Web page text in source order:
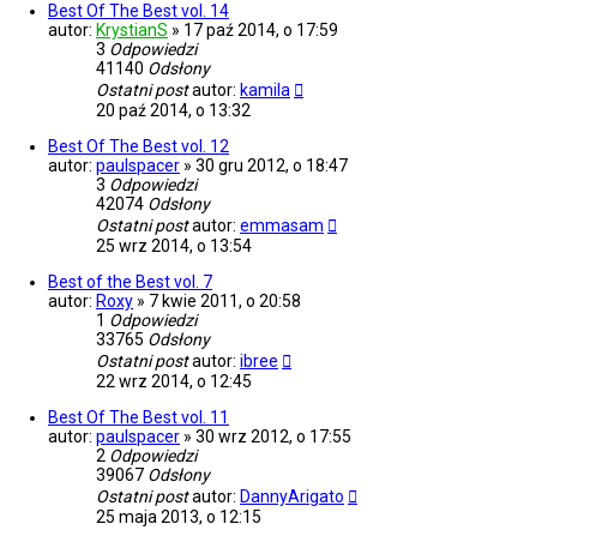
Best Of The Best vol. 14
autor: KrystianS » 17 paź 2014, o 17:59
3 Odpowiedzi
41140 Odsłony
Ostatni postautor: kamila
20 paź 2014, o 13:32
Best Of The Best vol. 12
autor: paulspacer » 30 gru 2012, o 18:47
3 Odpowiedzi
42074 Odsłony
Ostatni postautor: emmasam
25 wrz 2014, o 13:54
Best of the Best vol. 7
autor: Roxy » 7 kwie 2011, o 20:58
1 Odpowiedzi
33765 Odsłony
Ostatni postautor: ibree
22 wrz 2014, o 12:45
Best Of The Best vol. 11
autor: paulspacer » 30 wrz 2012, o 17:55
2 Odpowiedzi
39067 Odsłony
Ostatni postautor: DannyArigato
25 maja 2013, o 12:15